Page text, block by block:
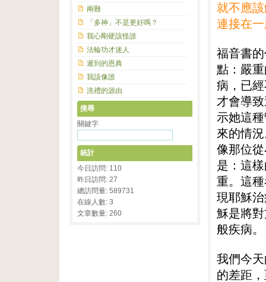
就不應
連接在
福音書
點：嚴
病，已
才會導
示她這
來的情
像那位
是：這
重。這
現耶穌
穌是將
般疾病。
我們今
的差距
兩難
「多神」不是更好嗎？
我心剛硬該怪誰
法輪功才迷人
遲到的恩典
我該像誰
洗禮的源由
搜尋
關鍵字
統計
今日訪問: 110
昨日訪問: 27
總訪問量: 589731
在線人數: 3
文章數量: 260